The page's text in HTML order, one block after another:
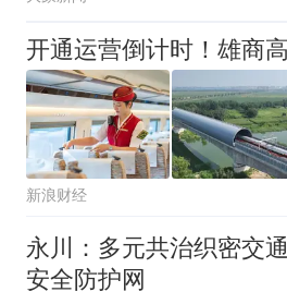
新浪财经
永川：多元共治织密交通
安全防护网